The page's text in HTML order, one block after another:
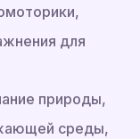
для
природы,
среды,